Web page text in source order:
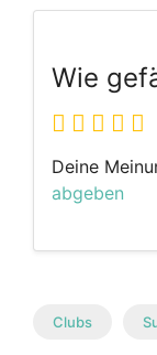
Wie
Deine
abgeben
Clubs